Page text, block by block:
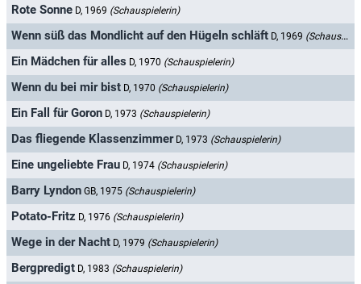
Rote Sonne D, 1969 (Schauspielerin)
Wenn süß das Mondlicht auf den Hügeln schläft D, 1969 (Schauspielerin)
Ein Mädchen für alles D, 1970 (Schauspielerin)
Wenn du bei mir bist D, 1970 (Schauspielerin)
Ein Fall für Goron D, 1973 (Schauspielerin)
Das fliegende Klassenzimmer D, 1973 (Schauspielerin)
Eine ungeliebte Frau D, 1974 (Schauspielerin)
Barry Lyndon GB, 1975 (Schauspielerin)
Potato-Fritz D, 1976 (Schauspielerin)
Wege in der Nacht D, 1979 (Schauspielerin)
Bergpredigt D, 1983 (Schauspielerin)